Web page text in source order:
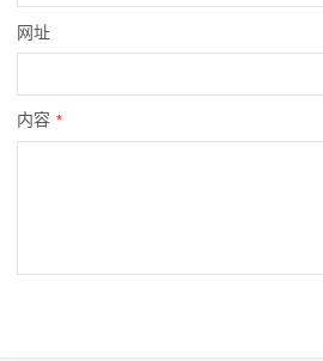
网址
内容 *